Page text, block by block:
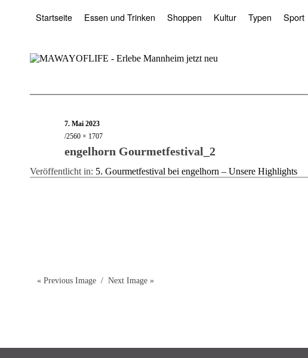
Startseite Essen und Trinken Shoppen Kultur Typen Sport
7. Mai 2023
2560 × 1707
engelhorn Gourmetfestival_2
Veröffentlicht in: 5. Gourmetfestival bei engelhorn – Unsere Highlights
« Previous Image Next Image »